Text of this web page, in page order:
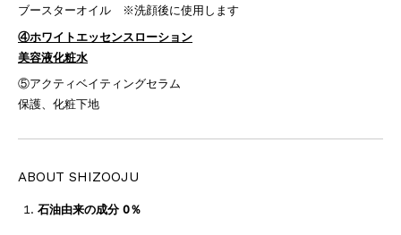
ブースターオイル ※洗顔後に使用します
④ホワイトエッセンスローション
美容液化粧水
⑤アクティベイティングセラム
保護、化粧下地
ABOUT SHIZOOJU
石油由来の成分 0％